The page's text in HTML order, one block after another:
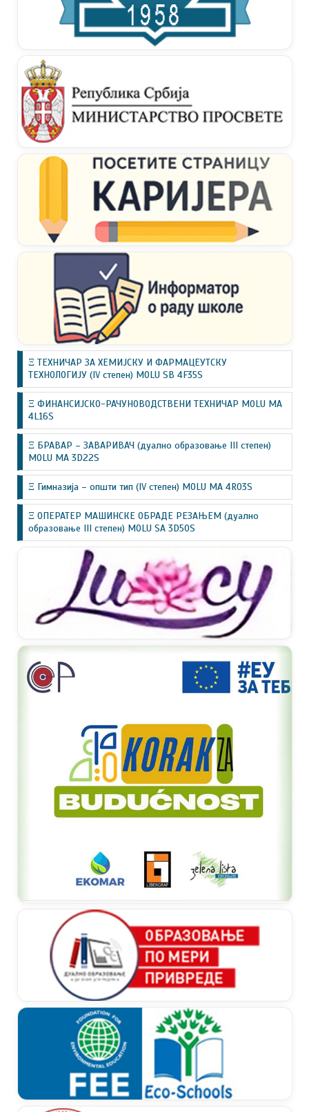
Ξ ТЕХНИЧАР ЗА ХЕМИЈСКУ И ФАРМАЦЕУТСКУ
ТЕХНОЛОГИЈУ (IV степен) MOLU SB 4F35S
Ξ ФИНАНСИЈСКО-РАЧУНОВОДСТВЕНИ ТЕХНИЧАР MOLU MA
4L16S
Ξ БРАВАР – ЗАВАРИВАЧ (дуално образовање III степен)
MOLU MA 3D22S
Ξ Гимназија – општи тип (IV степен) MOLU MA 4R03S
Ξ ОПЕРАТЕР МАШИНСКЕ ОБРАДЕ РЕЗАЊЕМ (дуално
образовање III степен) MOLU SA 3D50S